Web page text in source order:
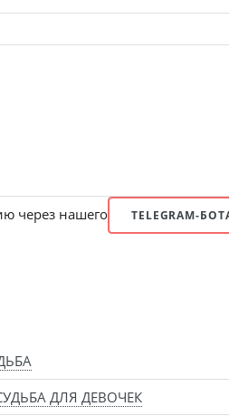
через нашего TELEGRAM-
ДЛЯ ДЕВОЧЕК